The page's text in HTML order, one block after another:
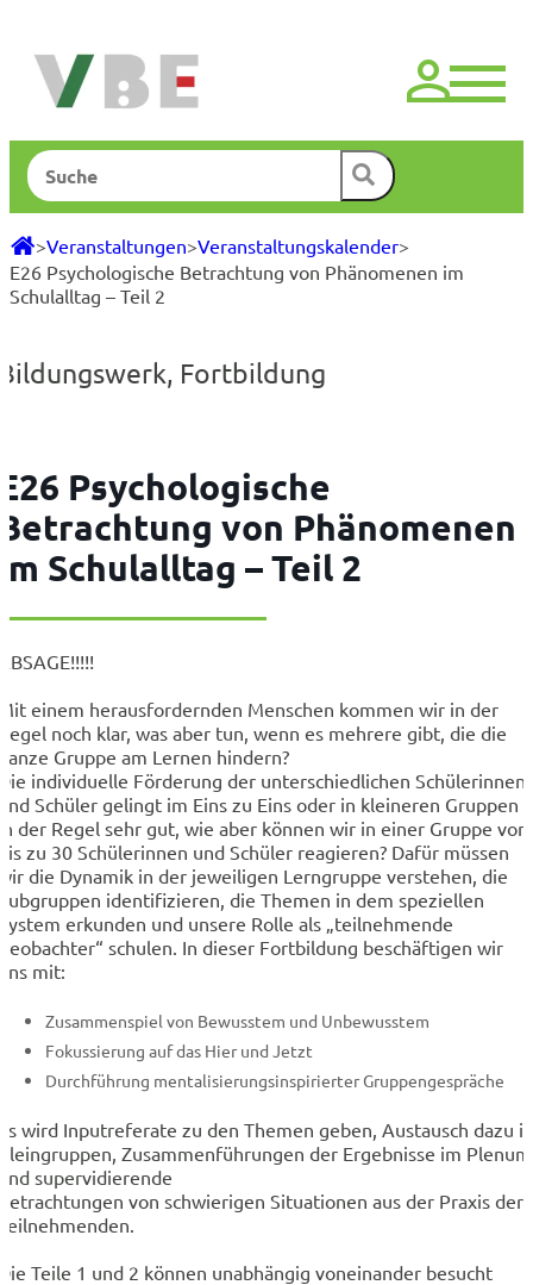
springen
Suchen
>Veranstaltungen>Veranstaltungskalender>
E26 Psychologische Betrachtung von Phänomenen im
Schulalltag – Teil 2
, Fortbildung
Psychologische
von Phänomenen
Schulalltag – Teil 2
einem herausfordernden Menschen kommen wir in der
noch klar, was aber tun, wenn es mehrere gibt, die die
Gruppe am Lernen hindern?
individuelle Förderung der unterschiedlichen Schülerinnen
Schüler gelingt im Eins zu Eins oder in kleineren Gruppen
der Regel sehr gut, wie aber können wir in einer Gruppe von
zu 30 Schülerinnen und Schüler reagieren? Dafür müssen
die Dynamik in der jeweiligen Lerngruppe verstehen, die
identifizieren, die Themen in dem speziellen
erkunden und unsere Rolle als „teilnehmende
schulen. In dieser Fortbildung beschäftigen wir
mit:
Zusammenspiel von Bewusstem und Unbewusstem
Fokussierung auf das Hier und Jetzt
Durchführung mentalisierungsinspirierter Gruppengespräche
wird Inputreferate zu den Themen geben, Austausch dazu in
Zusammenführungen der Ergebnisse im Plenum
supervidierende
von schwierigen Situationen aus der Praxis der
Teile 1 und 2 können unabhängig voneinander besucht